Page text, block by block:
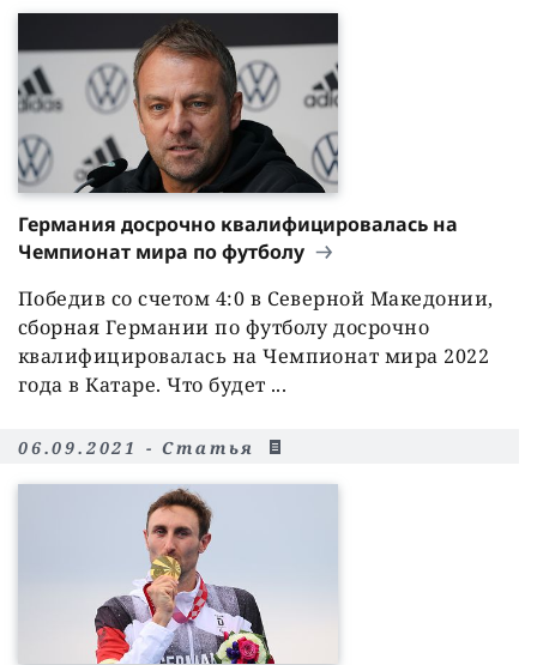
Германия досрочно квалифицировалась на
Чемпионат мира по футболу
Победив со счетом 4:0 в Северной Македонии,
сборная Германии по футболу досрочно
квалифицировалась на Чемпионат мира 2022
года в Катаре. Что будет ...
06.09.2021 - Статья